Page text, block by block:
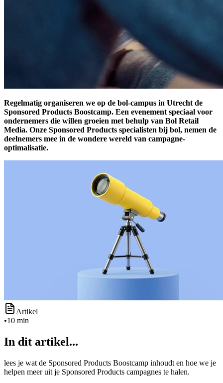
Regelmatig organiseren we op de bol-campus in Utrecht de
Sponsored Products Boostcamp. Een evenement speciaal voor
ondernemers die willen groeien met behulp van Bol Retail
Media. Onze Sponsored Products specialisten bij bol, nemen de
deelnemers mee in de wondere wereld van campagne-
optimalisatie.
Artikel
•10 min
In dit artikel...
lees je wat de Sponsored Products Boostcamp inhoudt en hoe we je
helpen meer uit je Sponsored Products campagnes te halen.